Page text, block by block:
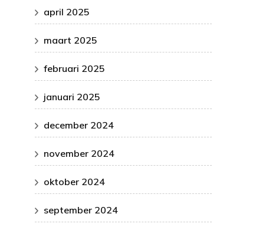
april 2025
maart 2025
februari 2025
januari 2025
december 2024
november 2024
oktober 2024
september 2024